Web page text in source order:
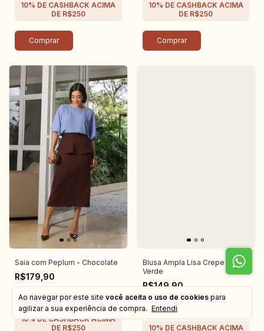
Ao navegar por este site você aceita o uso de cookies para
agilizar a sua experiência de compra. Entendi
Comprar Comprar
Saia com Peplum - Chocolate
R$179,90
R$59,97 sem juros
Blusa Ampla Lisa Crepe -
Verde
R$149,90
R$142,41com Pix
2
xdeR$74,95